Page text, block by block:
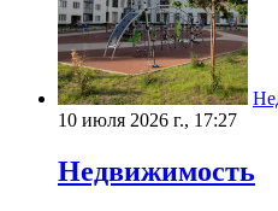
10 июля 2026 г., 17:27
Недвижимость